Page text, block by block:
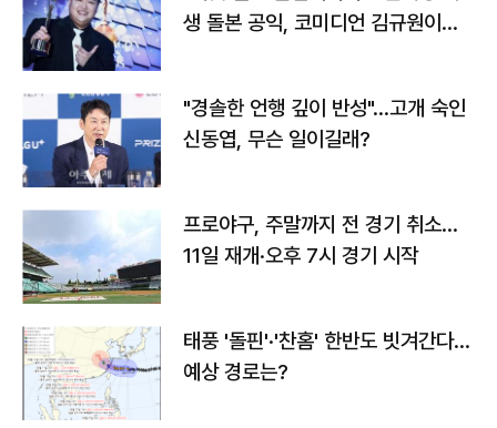
생 돌본 공익, 코미디언 김규원이었
"경솔한 언행 깊이 반성"…고개 숙인
신동엽, 무슨 일이길래?
프로야구, 주말까지 전 경기 취소…
11일 재개·오후 7시 경기 시작
태풍 '돌핀'·'찬홈' 한반도 빗겨간다…
예상 경로는?